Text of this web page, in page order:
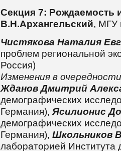
Секция 7: Рождаемость
В.Н.Архангельский, МГУ
Чистякова Наталия
проблем региональной
Россия)
Изменения в
Жданов Дмитрий
демографических
Германия), Ясилионис
демографических
Германия), Школьников
лабораторией Института